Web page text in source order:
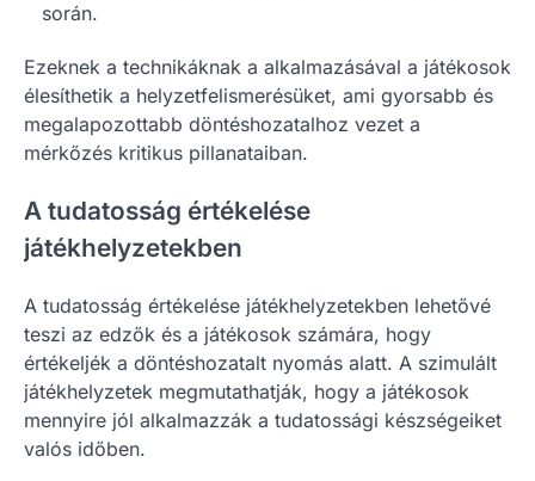
során.
Ezeknek a technikáknak a alkalmazásával a játékosok
élesíthetik a helyzetfelismerésüket, ami gyorsabb és
megalapozottabb döntéshozatalhoz vezet a
mérkőzés kritikus pillanataiban.
A tudatosság értékelése
játékhelyzetekben
A tudatosság értékelése játékhelyzetekben lehetővé
teszi az edzők és a játékosok számára, hogy
értékeljék a döntéshozatalt nyomás alatt. A szimulált
játékhelyzetek megmutathatják, hogy a játékosok
mennyire jól alkalmazzák a tudatossági készségeiket
valós időben.